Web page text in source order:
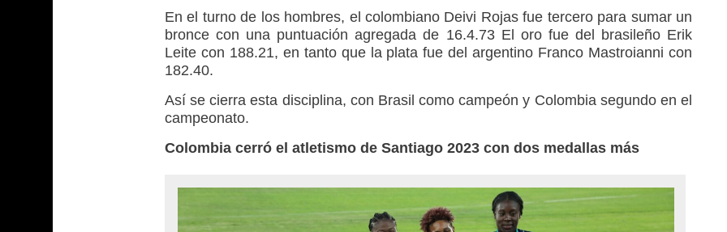
En el turno de los hombres, el colombiano Deivi Rojas fue tercero para sumar un
bronce con una puntuación agregada de 16.4.73 El oro fue del brasileño Erik
Leite con 188.21, en tanto que la plata fue del argentino Franco Mastroianni con
182.40.
Así se cierra esta disciplina, con Brasil como campeón y Colombia segundo en el
campeonato.
Colombia cerró el atletismo de Santiago 2023 con dos medallas más